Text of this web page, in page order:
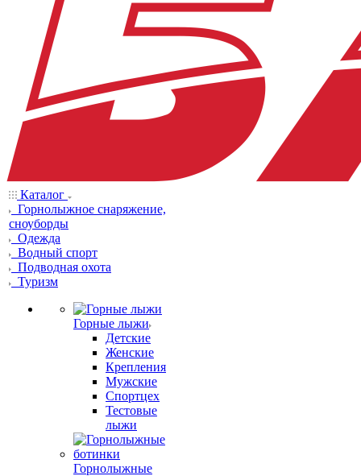
Каталог
Горнолыжное снаряжение,
сноуборды
Одежда
Водный спорт
Подводная охота
Туризм
Горные лыжи
Детские
Женские
Крепления
Мужские
Спортцех
Тестовые
лыжи
Горнолыжные